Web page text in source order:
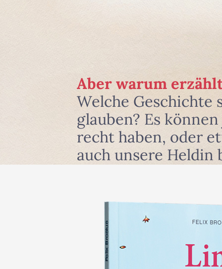
Aber warum
Welche Geschichte
glauben? Es
recht haben, oder
auch unsere Heldin